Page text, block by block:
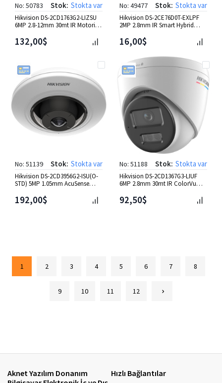
No: 50783 Stok: Stokta var
Hikvision DS-2CD1763G2-LIZSU
6MP 2.8-12mm 30mt IR Motorize
132,00$
No: 49477 Stok: Stokta var
Hikvision DS-2CE76D0T-EXLPF
2MP 2.8mm IR Smart Hybrid
16,00$
No: 51139 Stok: Stokta var
Hikvision DS-2CD3956G2-ISU(O-
STD) 5MP 1.05mm AcuSense
192,00$
No: 51188 Stok: Stokta var
Hikvision DS-2CD1367G3-LIUF
6MP 2.8mm 30mt IR ColorVu
92,50$
1 2 3 4 5 6 7 8
9 10 11 12
Aknet Yazılım Donanım
Hızlı Bağlantılar